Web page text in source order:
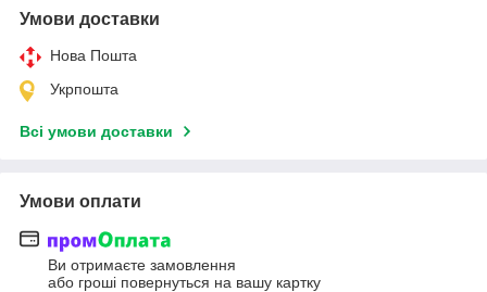
Умови доставки
Нова Пошта
Укрпошта
Всі умови доставки
Умови оплати
Ви отримаєте замовлення
або гроші повернуться на вашу картку